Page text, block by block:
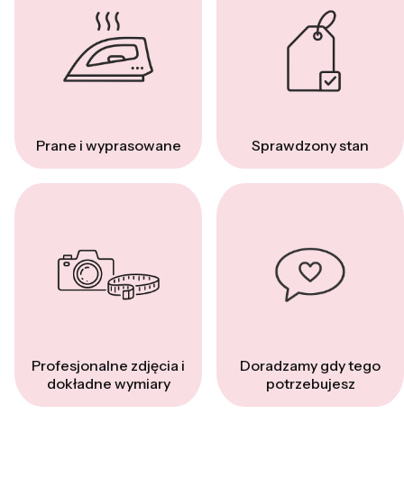
Prane i wyprasowane Sprawdzony stan
Profesjonalne zdjęcia i
dokładne wymiary
Doradzamy gdy tego
potrzebujesz